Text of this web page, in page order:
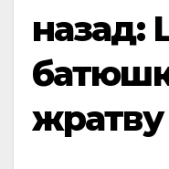
назад:
жратву